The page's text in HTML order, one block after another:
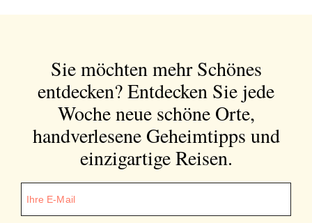
Sie möchten mehr Schönes
entdecken?Entdecken Sie jede
Woche neue schöne Orte,
handverlesene Geheimtipps und
einzigartige Reisen.